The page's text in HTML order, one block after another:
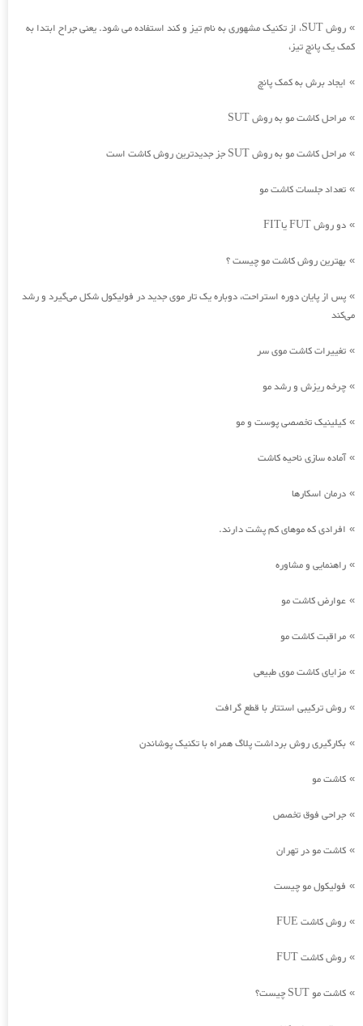
»
روش SUT، از تکنیک مشهوری به نام تیز و کند استفاده می شود. یعنی جراح ابتدا به
کمک یک پانچ تیز،
» ایجاد برش به کمک پانچ
» مراحل کاشت مو به روش SUT
» مراحل کاشت مو به روش SUT جز جدیدترین روش کاشت است
» تعداد جلسات کاشت مو
» دو روش FUT یاFIT
» بهترین روش کاشت مو چیست ؟
» پس از پایان دوره استراحت، دوباره یک تار موی جدید در فولیکول شکل می‌گیرد و رشد
می‌کند
» تغییرات کاشت موی سر
» چرخه ریزش و رشد مو
» کیلینیک تخصصی پوست و مو
»آماده سازی ناحیه کاشت
» درمان اسکارها
» افرادی که موهای کم پشت دارند.
» راهنمایی و مشاوره
» عوارض کاشت مو
» مراقبت کاشت مو
» مزایای کاشت موی طبیعی
» روش ترکیبی استتار با قطع گرافت
» بکارگیری روش برداشت پلاگ همراه با تکنیک پوشاندن
» کاشت مو
» جراحی فوق تخصص
» کاشت مو در تهران
» فولیکول مو چیست
» روش کاشت FUE
» روش کاشت FUT
» کاشت مو SUT چیست؟